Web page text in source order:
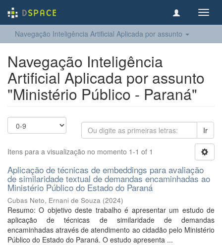
Navegação Inteligência Artificial Aplicada por assunto
Navegação Inteligência
Artificial Aplicada por assunto
"Ministério Público - Paraná"
Ir
Itens para a visualização no momento 1-1 of 1
Aplicação de técnicas de embeddings para avaliação
de similaridade textual de demandas encaminhadas ao
Ministério Público do Estado do Paraná
Cubas Neto, Ernani de Souza (2024)
Resumo: O objetivo deste trabalho é apresentar um estudo de
aplicação de técnicas de similaridade de demandas
encaminhadas através de atendimento ao cidadão pelo Ministério
Público do Estado do Paraná. O estudo apresenta ...